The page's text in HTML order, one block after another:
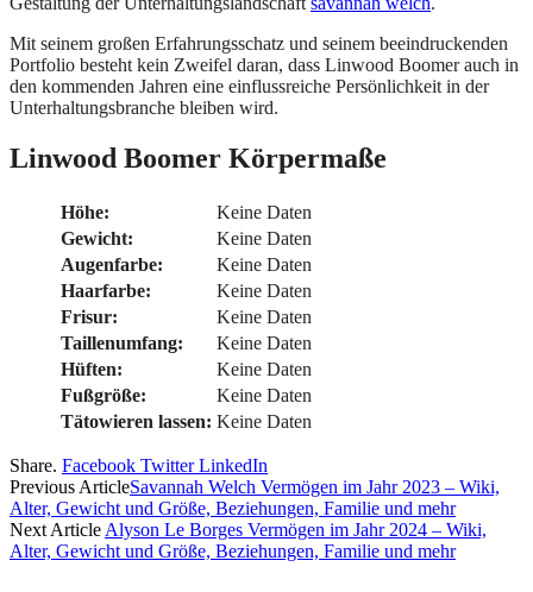
Mit seinem großen Erfahrungsschatz und seinem beeindruckenden
Portfolio besteht kein Zweifel daran, dass Linwood Boomer auch in
den kommenden Jahren eine einflussreiche Persönlichkeit in der
Unterhaltungsbranche bleiben wird.
Linwood Boomer Körpermaße
Höhe:
Keine Daten
Gewicht:
Keine Daten
Augenfarbe:
Keine Daten
Haarfarbe:
Keine Daten
Frisur:
Keine Daten
Taillenumfang:
Keine Daten
Hüften:
Keine Daten
Fußgröße:
Keine Daten
Tätowieren lassen: Keine Daten
Share. Facebook Twitter LinkedIn
Previous ArticleSavannah Welch Vermögen im Jahr 2023 – Wiki,
Alter, Gewicht und Größe, Beziehungen, Familie und mehr
Next Article Alyson Le Borges Vermögen im Jahr 2024 – Wiki,
Alter, Gewicht und Größe, Beziehungen, Familie und mehr